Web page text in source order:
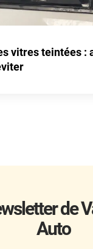
vitres teintées :
de
Auto